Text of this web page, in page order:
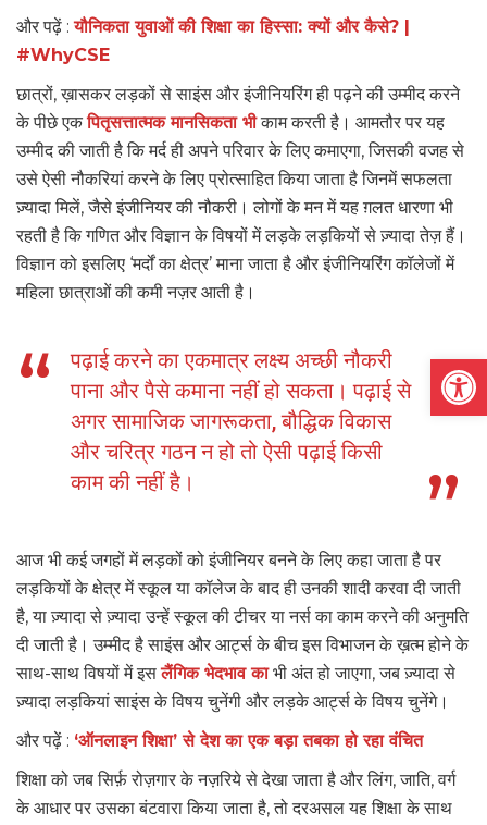
और पढ़ें :यौनिकता युवाओं की शिक्षा का हिस्सा: क्यों और कैसे? |
#WhyCSE
छात्रों, ख़ासकर लड़कों से साइंस और इंजीनियरिंग ही पढ़ने की उम्मीद करने
के पीछे एकपितृसत्तात्मक मानसिकता भीकाम करती है। आमतौर पर यह
उम्मीद की जाती है कि मर्द ही अपने परिवार के लिए कमाएगा, जिसकी वजह से
उसे ऐसी नौकरियां करने के लिए प्रोत्साहित किया जाता है जिनमें सफलता
ज़्यादा मिलें, जैसे इंजीनियर की नौकरी। लोगों के मन में यह ग़लत धारणा भी
रहती है कि गणित और विज्ञान के विषयों में लड़के लड़कियों से ज़्यादा तेज़ हैं।
विज्ञान को इसलिए ‘मर्दों का क्षेत्र’ माना जाता है और इंजीनियरिंग कॉलेजों में
महिला छात्राओं की कमी नज़र आती है।
पढ़ाई करने का एकमात्र लक्ष्य अच्छी नौकरी
पाना और पैसे कमाना नहीं हो सकता। पढ़ाई से
अगर सामाजिक जागरूकता, बौद्धिक विकास
और चरित्र गठन न हो तो ऐसी पढ़ाई किसी
काम की नहीं है।
आज भी कई जगहों में लड़कों को इंजीनियर बनने के लिए कहा जाता है पर
लड़कियों के क्षेत्र में स्कूल या कॉलेज के बाद ही उनकी शादी करवा दी जाती
है, या ज़्यादा से ज़्यादा उन्हें स्कूल की टीचर या नर्स का काम करने की अनुमति
दी जाती है। उम्मीद है साइंस और आर्ट्स के बीच इस विभाजन के ख़त्म होने के
साथ-साथ विषयों में इसलैंगिक भेदभाव काभी अंत हो जाएगा, जब ज़्यादा से
ज़्यादा लड़कियां साइंस के विषय चुनेंगी और लड़के आर्ट्स के विषय चुनेंगे।
और पढ़ें : ‘ऑनलाइन शिक्षा’ से देश का एक बड़ा तबका हो रहा वंचित
शिक्षा को जब सिर्फ़ रोज़गार के नज़रिये से देखा जाता है और लिंग, जाति, वर्ग
के आधार पर उसका बंटवारा किया जाता है, तो दरअसल यह शिक्षा के साथ